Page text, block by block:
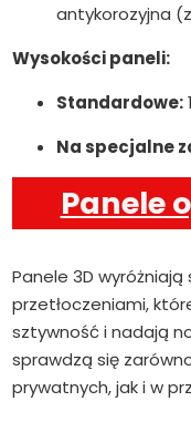
antykorozyjna
Wysokości paneli:
Standardowe:
Na specjalne
Panele
Panele 3D
przetłoczeniami,
sztywność i nadają
sprawdzą się
prywatnych, jak i w